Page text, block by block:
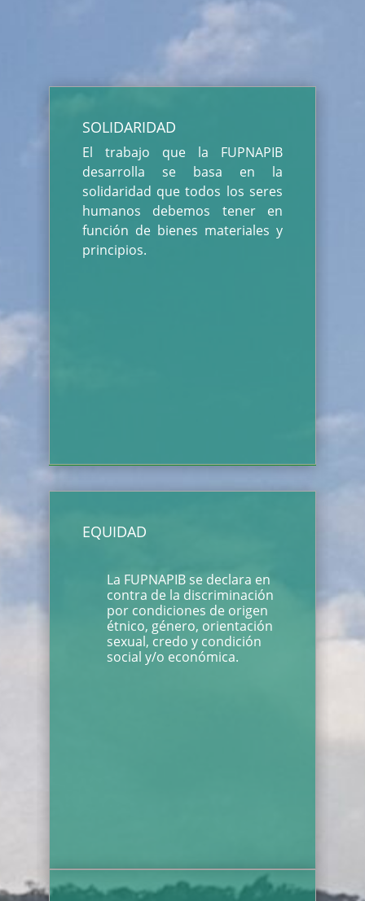
SOLIDARIDAD
El trabajo que la FUPNAPIB
desarrolla se basa en la
solidaridad que todos los seres
humanos debemos tener en
función de bienes materiales y
principios.
EQUIDAD
La FUPNAPIB se declara en
contra de la discriminación
por condiciones de origen
étnico, género, orientación
sexual, credo y condición
social y/o económica.